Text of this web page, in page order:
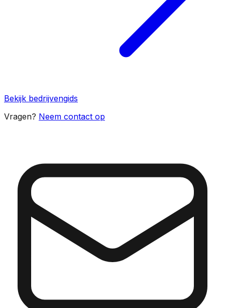
Bekijk bedrijvengids
Vragen? Neem contact op